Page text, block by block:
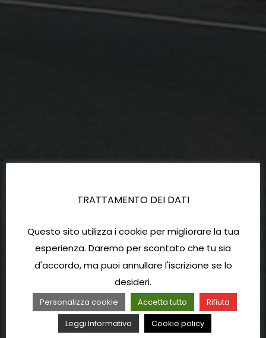
TRATTAMENTO DEI DATI
Questo sito utilizza i cookie per migliorare la tua
esperienza. Daremo per scontato che tu sia
d'accordo, ma puoi annullare l'iscrizione se lo
desideri.
Personalizza cookie Accetta tutto
Rifiuta
Leggi Informativa
Cookie policy